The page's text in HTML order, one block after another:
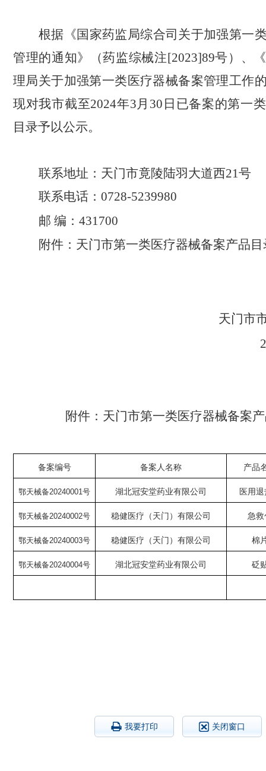
根据《国家药监局综合司关于加强第一
管理的通知》（药监综械注[2023]89号）、
理局关于加强第一类医疗器械备案管理工作
现对我市截至2024年3月 30 日已备案的第一
目录予以公示。
联系地址： 天门市竟陵陆羽大道西21号
联系电话： 0728-5239980
邮 编： 431700
附件： 天门市第一类医疗器械备案产品目
天门市
附件：天门市第一类医疗器械备案产
备案编号 备案人名称 产品
鄂天械备20240001号 湖北冠安堂药业有限公司 医用
鄂天械备20240002号 稳健医疗（天门）有限公司 急救
鄂天械备20240003号 稳健医疗（天门）有限公司 棉
鄂天械备20240004号 湖北冠安堂药业有限公司 砭
我要打印 关闭窗口